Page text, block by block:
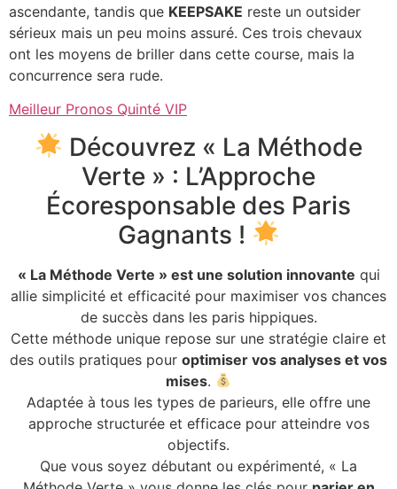
ascendante, tandis que KEEPSAKE reste un outsider
sérieux mais un peu moins assuré. Ces trois chevaux
ont les moyens de briller dans cette course, mais la
concurrence sera rude.
Meilleur Pronos Quinté VIP
Découvrez « La Méthode
Verte » : L’Approche
Écoresponsable des Paris
Gagnants !
« La Méthode Verte » est une solution innovante qui
allie simplicité et efficacité pour maximiser vos chances
de succès dans les paris hippiques.
Cette méthode unique repose sur une stratégie claire et
des outils pratiques pour optimiser vos analyses et vos
mises.
Adaptée à tous les types de parieurs, elle offre une
approche structurée et efficace pour atteindre vos
objectifs.
Que vous soyez débutant ou expérimenté, « La